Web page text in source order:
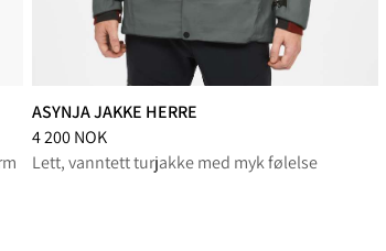
ASYNJA JAKKE HERRE
Pris:4 200 NOK, redusert fra 4 200 NOK
4 200 NOK
Lett, vanntett turjakke med myk følelse